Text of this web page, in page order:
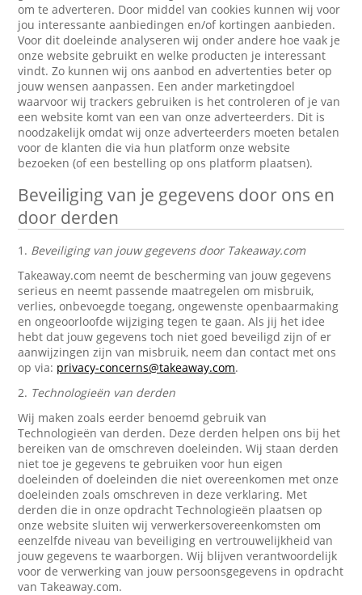
om te adverteren. Door middel van cookies kunnen wij voor
jou interessante aanbiedingen en/of kortingen aanbieden.
Voor dit doeleinde analyseren wij onder andere hoe vaak je
onze website gebruikt en welke producten je interessant
vindt. Zo kunnen wij ons aanbod en advertenties beter op
jouw wensen aanpassen. Een ander marketingdoel
waarvoor wij trackers gebruiken is het controleren of je van
een website komt van een van onze adverteerders. Dit is
noodzakelijk omdat wij onze adverteerders moeten betalen
voor de klanten die via hun platform onze website
bezoeken (of een bestelling op ons platform plaatsen).
Beveiliging van je gegevens door ons en
door derden
1. Beveiliging van jouw gegevens door Takeaway.com
Takeaway.com neemt de bescherming van jouw gegevens
serieus en neemt passende maatregelen om misbruik,
verlies, onbevoegde toegang, ongewenste openbaarmaking
en ongeoorloofde wijziging tegen te gaan. Als jij het idee
hebt dat jouw gegevens toch niet goed beveiligd zijn of er
aanwijzingen zijn van misbruik, neem dan contact met ons
op via: privacy-concerns@takeaway.com.
2. Technologieën van derden
Wij maken zoals eerder benoemd gebruik van
Technologieën van derden. Deze derden helpen ons bij het
bereiken van de omschreven doeleinden. Wij staan derden
niet toe je gegevens te gebruiken voor hun eigen
doeleinden of doeleinden die niet overeenkomen met onze
doeleinden zoals omschreven in deze verklaring. Met
derden die in onze opdracht Technologieën plaatsen op
onze website sluiten wij verwerkersovereenkomsten om
eenzelfde niveau van beveiliging en vertrouwelijkheid van
jouw gegevens te waarborgen. Wij blijven verantwoordelijk
voor de verwerking van jouw persoonsgegevens in opdracht
van Takeaway.com.